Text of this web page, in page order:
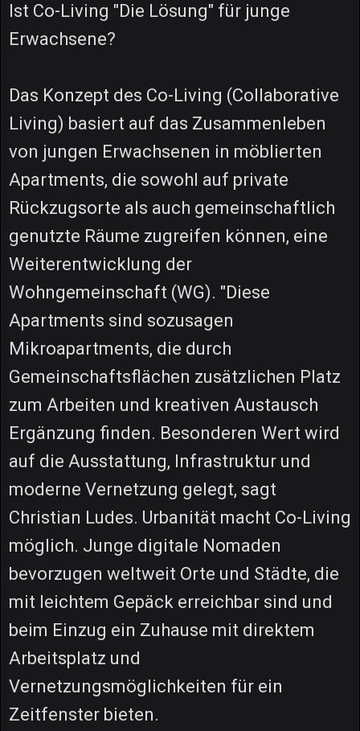
Ist Co-Living "Die Lösung" für junge
Erwachsene?
Das Konzept des Co-Living (Collaborative
Living) basiert auf das Zusammenleben
von jungen Erwachsenen in möblierten
Apartments, die sowohl auf private
Rückzugsorte als auch gemeinschaftlich
genutzte Räume zugreifen können, eine
Weiterentwicklung der
Wohngemeinschaft (WG). "Diese
Apartments sind sozusagen
Mikroapartments, die durch
Gemeinschaftsflächen zusätzlichen Platz
zum Arbeiten und kreativen Austausch
Ergänzung finden. Besonderen Wert wird
auf die Ausstattung, Infrastruktur und
moderne Vernetzung gelegt, sagt
Christian Ludes. Urbanität macht Co-Living
möglich. Junge digitale Nomaden
bevorzugen weltweit Orte und Städte, die
mit leichtem Gepäck erreichbar sind und
beim Einzug ein Zuhause mit direktem
Arbeitsplatz und
Vernetzungsmöglichkeiten für ein
Zeitfenster bieten.